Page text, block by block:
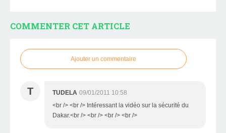
COMMENTER CET ARTICLE
Ajouter un commentaire
T TUDELA 09/01/2011 10:58
<br /> <br /> Intéressant la vidéo sur la sécurité du
Dakar.<br /> <br /> <br /> <br />